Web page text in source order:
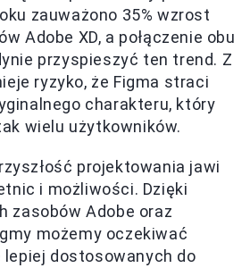
zauważono 35% wzrost
Adobe XD, a połączenie obu
przyspieszyć ten trend. Z
ryzyko, że Figma straci
charakteru, który
wielu użytkowników.
projektowania jawi
i możliwości. Dzięki
zasobów Adobe oraz
możemy oczekiwać
lepiej dostosowanych do